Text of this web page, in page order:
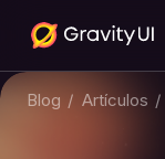
Blog / Artículos /